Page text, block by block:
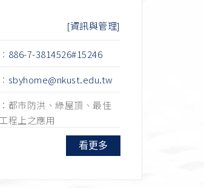
[資訊與管理]
886-7-3814526#15246
sbyhome@nkust.edu.tw
都市防洪、綠屋頂、最佳
程上之應用
看更多